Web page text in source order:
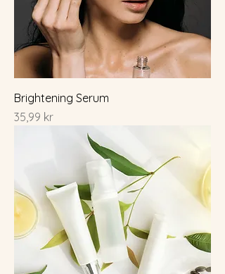
Brightening Serum
Pris
35,99 kr